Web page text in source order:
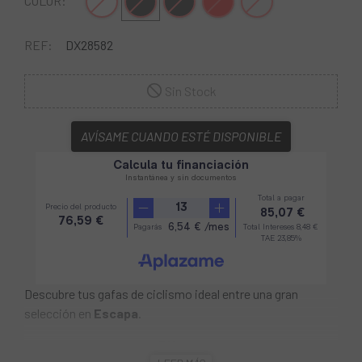
REF: DX28582
AVÍSAME CUANDO ESTÉ DISPONIBLE
Descubre tus gafas de ciclismo ideal entre una gran
selección en Escapa